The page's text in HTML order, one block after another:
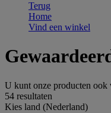
Terug
Home
Vind een winkel
U kunt onze producten ook
54 resultaten
Kies land (Nederland)